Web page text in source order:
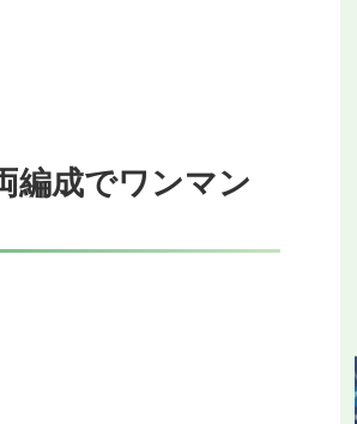
編成でワンマン